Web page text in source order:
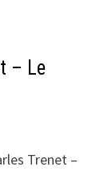
– Le
Trenet –